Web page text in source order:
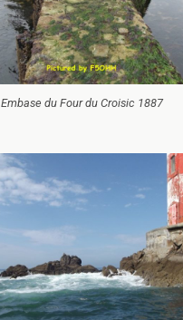
Embase du Four du Croisic 1887